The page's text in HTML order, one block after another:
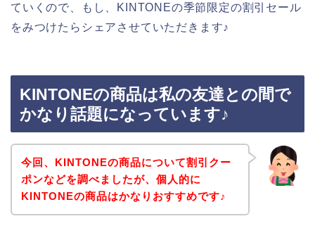
ていくので、もし、KINTONEの季節限定の割引セール
をみつけたらシェアさせていただきます♪
KINTONEの商品は私の友達との間で
かなり話題になっています♪
今回、KINTONEの商品について割引クー
ポンなどを調べましたが、個人的に
KINTONEの商品はかなりおすすめです♪